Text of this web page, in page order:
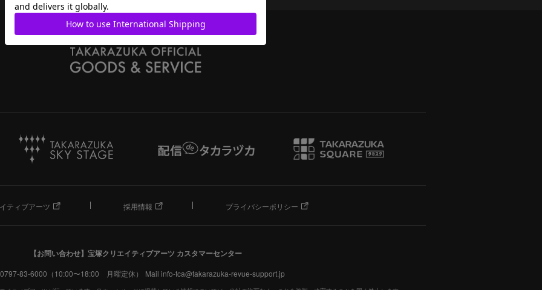
ティブアーツ 採用情報 プライバシーポリシー
【お問い合わせ】 宝塚クリエイティブアーツ カスタマーセンター
83-6000（10:00〜18:00 月曜定休） Mail info-tca@takarazuka-revue-support.jp